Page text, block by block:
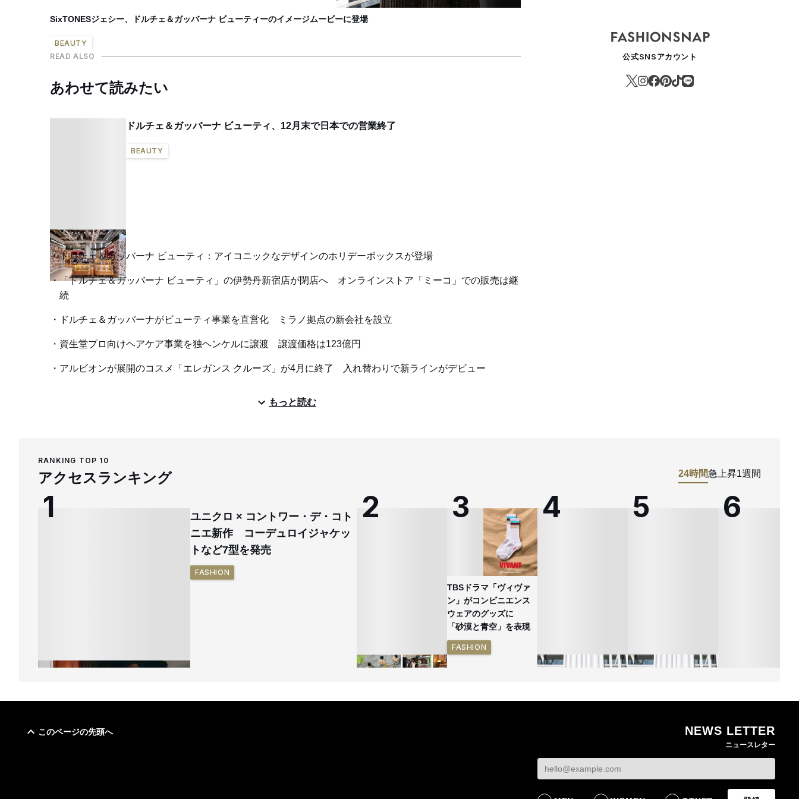
SixTONESジェシー、ドルチェ＆ガッバーナ ビューティーのイメージムービーに登場
BEAUTY
READ ALSO
あわせて読みたい
ドルチェ＆ガッバーナ ビューティ、12月末で日本での営業終了
BEAUTY
ドルチェ＆ガッバーナ ビューティ：アイコニックなデザインのホリデーボックスが登場
「ドルチェ＆ガッバーナ ビューティ」の伊勢丹新宿店が閉店へ オンラインストア「ミーコ」での販売は継
続
ドルチェ＆ガッバーナがビューティ事業を直営化 ミラノ拠点の新会社を設立
資生堂プロ向けヘアケア事業を独ヘンケルに譲渡 譲渡価格は123億円
アルビオンが展開のコスメ「エレガンス クルーズ」が4月に終了 入れ替わりで新ラインがデビュー
もっと読む
公式SNSアカウント
RANKING TOP 10
アクセスランキング 24時間急上昇1週間
ユニクロ × コントワー・デ・コト
ニエ新作 コーデュロイジャケッ
トなど7型を発売
FASHION
TBSドラマ「ヴィヴァ
ン」がコンビニエンス
ウェアのグッズに
「砂漠と青空」を表現
FASHION
HD 被災経緯を書面で
発表
BUSINESS
オンワードHDが緊急時
に貴重品の常時携行を
BUSINESS
【トップに聞く
オンワードHD保元道
このページの先頭へ NEWS LETTER
ニュースレター